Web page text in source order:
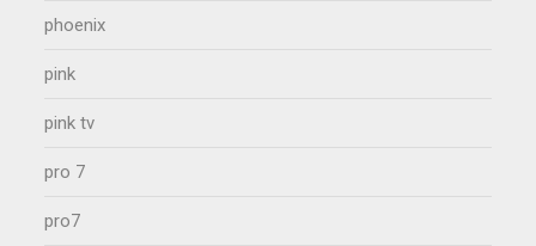
phoenix
pink
pink tv
pro 7
pro7